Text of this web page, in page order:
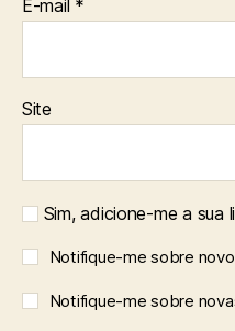
E-mail *
Site
Sim, adicione-me a sua
Notifique-me sobre
Notifique-me sobre